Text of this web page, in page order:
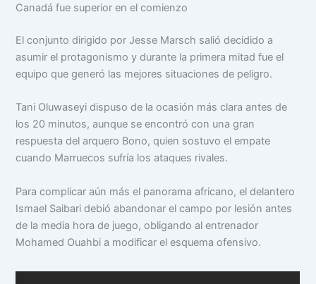
Canadá fue superior en el comienzo
El conjunto dirigido por Jesse Marsch salió decidido a
asumir el protagonismo y durante la primera mitad fue el
equipo que generó las mejores situaciones de peligro.
Tani Oluwaseyi dispuso de la ocasión más clara antes de
los 20 minutos, aunque se encontró con una gran
respuesta del arquero Bono, quien sostuvo el empate
cuando Marruecos sufría los ataques rivales.
Para complicar aún más el panorama africano, el delantero
Ismael Saibari debió abandonar el campo por lesión antes
de la media hora de juego, obligando al entrenador
Mohamed Ouahbi a modificar el esquema ofensivo.